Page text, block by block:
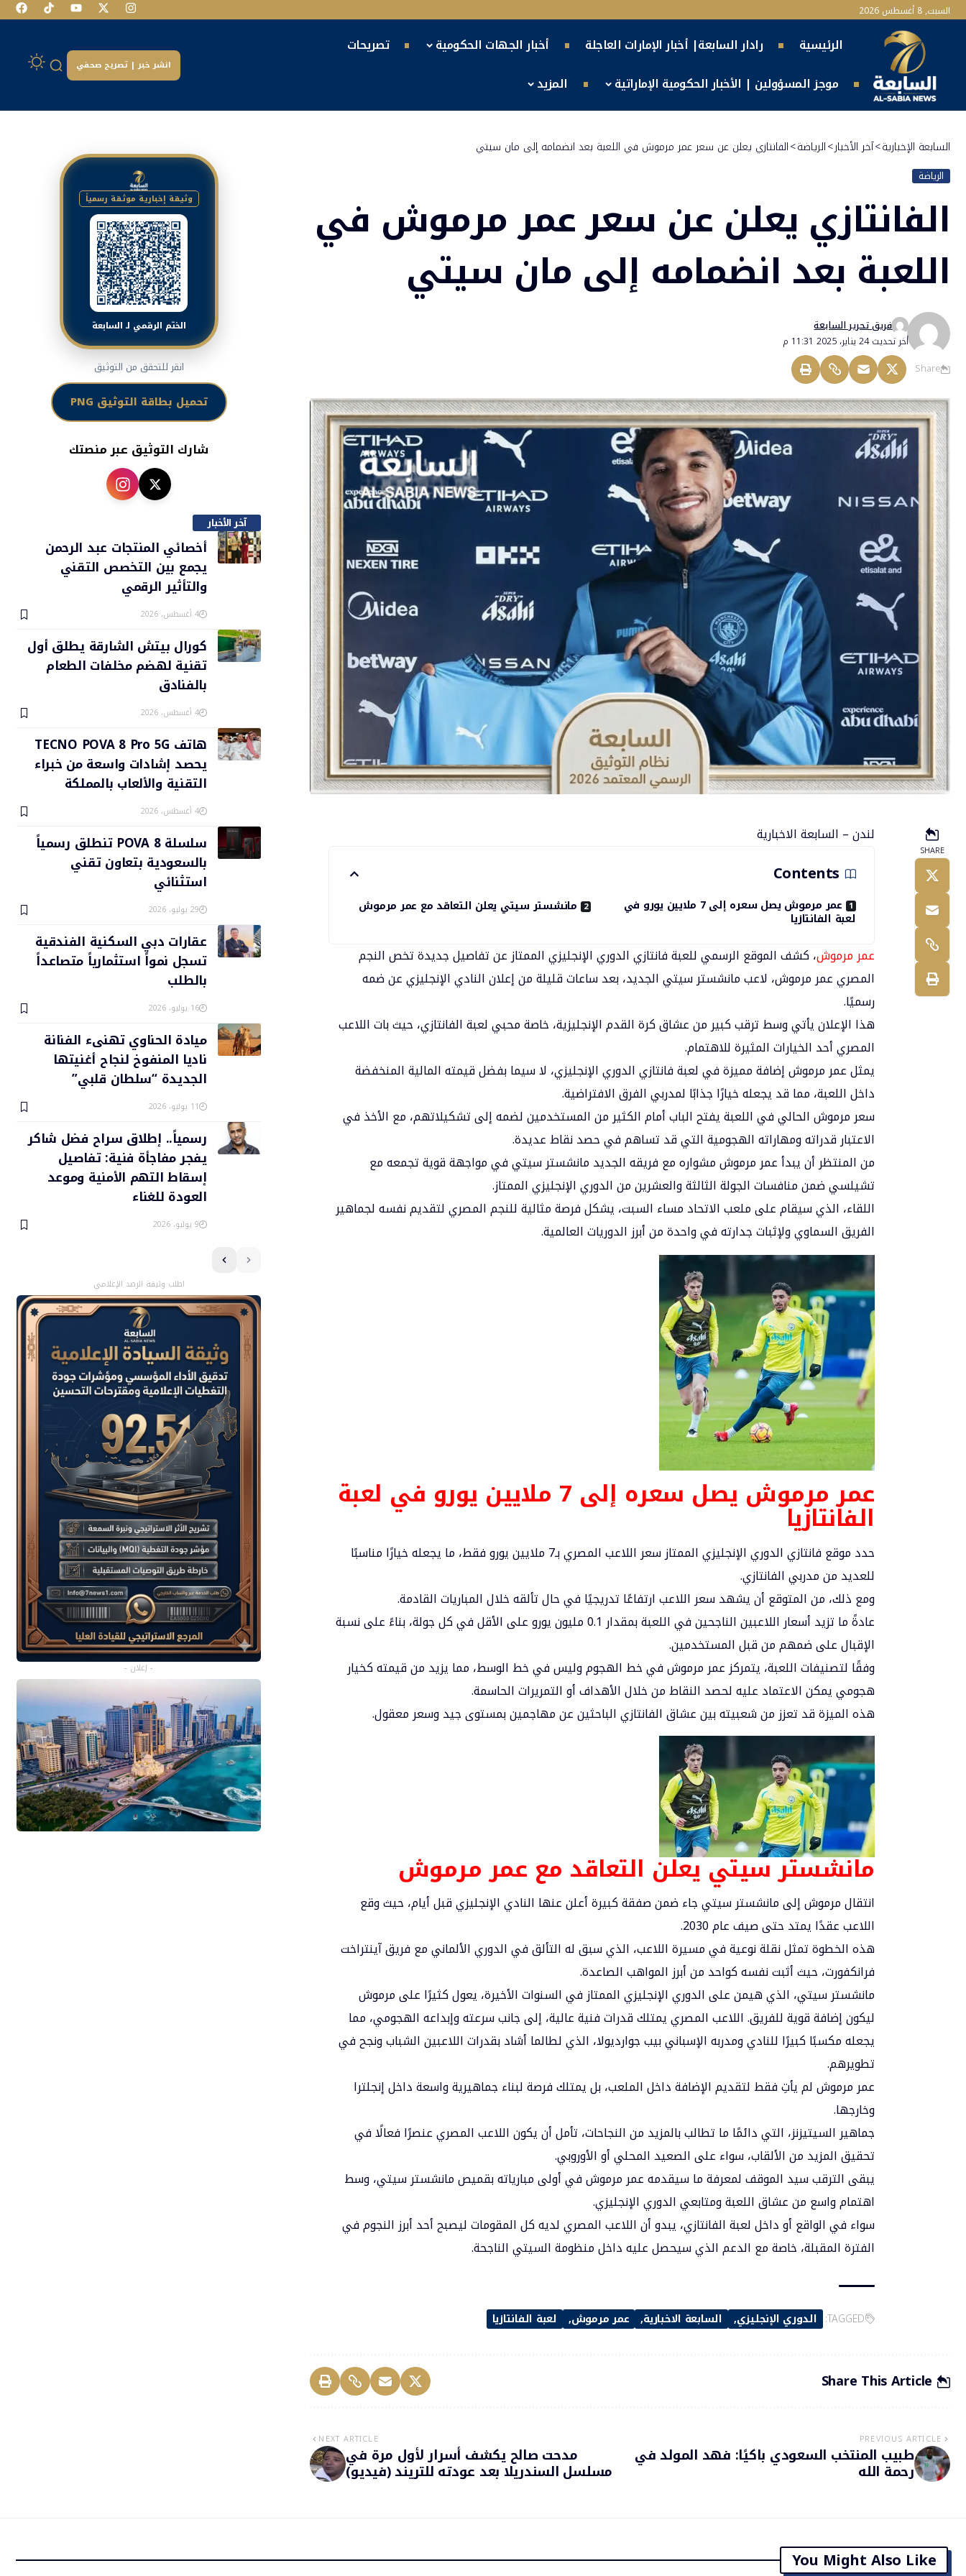
السبت, 8 أغسطس 2026
الرئيسية رادار السابعة| أخبار الإمارات العاجلة أخبار الجهات الحكومية
تصريحات
موجز المسؤولين | الأخبار الحكومية الإماراتية
المزيد
انشر خبر | تصريح صحفي
السابعة الإخبارية>آخر الأخبار>الرياضة>الفانتازي يعلن عن سعر عمر مرموش في اللعبة بعد انضمامه إلى مان سيتي
الرياضة
الفانتازي يعلن عن سعر عمر مرموش في
اللعبة بعد انضمامه إلى مان سيتي
أخر تحديث 24 يناير، 2025 11:31 م
فريق تحرير السابعة
Share
SHARE
لندن – السابعة الاخبارية
Contents
عمر مرموش يصل سعره إلى 7 ملايين يورو في
لعبة الفانتازيا
مانشستر سيتي يعلن التعاقد مع عمر مرموش
عمر مرموش، كشف الموقع الرسمي للعبة فانتازي الدوري الإنجليزي الممتاز عن تفاصيل جديدة تخص النجم
المصريعمر مرموش، لاعبمانشستر سيتيالجديد، بعد ساعات قليلة من إعلان النادي الإنجليزي عن ضمه
رسميًا.
هذا الإعلان يأتي وسط ترقب كبير من عشاق كرة القدم الإنجليزية، خاصة محبي لعبة الفانتازي، حيث بات اللاعب
المصري أحد الخيارات المثيرة للاهتمام.
يمثل عمر مرموش إضافة مميزة في لعبة فانتازي الدوري الإنجليزي، لا سيما بفضل قيمته المالية المنخفضة
داخل اللعبة، مما قد يجعله خيارًا جذابًا لمدربي الفرق الافتراضية.
سعر مرموش الحالي في اللعبة يفتح الباب أمام الكثير من المستخدمين لضمه إلى تشكيلاتهم، مع الأخذ في
الاعتبار قدراته ومهاراته الهجومية التي قد تساهم في حصد نقاط عديدة.
من المنتظر أن يبدأ عمر مرموش مشواره مع فريقه الجديد مانشستر سيتي في مواجهة قوية تجمعه مع
تشيلسي ضمن منافسات الجولة الثالثة والعشرين من الدوري الإنجليزي الممتاز.
اللقاء، الذي سيقام على ملعب الاتحاد مساء السبت، يشكل فرصة مثالية للنجم المصري لتقديم نفسه لجماهير
الفريق السماوي ولإثبات جدارته في واحدة من أبرز الدوريات العالمية.
عمر مرموش يصل سعره إلى 7 ملايين يورو في لعبة
الفانتازيا
حدد موقع فانتازي الدوري الإنجليزي الممتاز سعر اللاعب المصري بـ7 ملايين يورو فقط، ما يجعله خيارًا مناسبًا
للعديد من مدربي الفانتازي.
ومع ذلك، من المتوقع أن يشهد سعر اللاعب ارتفاعًا تدريجيًا في حال تألقه خلال المباريات القادمة.
عادةً ما تزيد أسعار اللاعبين الناجحين في اللعبة بمقدار 0.1 مليون يورو على الأقل في كل جولة، بناءً على نسبة
الإقبال على ضمهم من قبل المستخدمين.
وفقًا لتصنيفات اللعبة، يتمركز عمر مرموش في خط الهجوم وليس في خط الوسط، مما يزيد من قيمته كخيار
هجومي يمكن الاعتماد عليه لحصد النقاط من خلال الأهداف أو التمريرات الحاسمة.
هذه الميزة قد تعزز من شعبيته بين عشاق الفانتازي الباحثين عن مهاجمين بمستوى جيد وسعر معقول.
مانشستر سيتي يعلن التعاقد مع عمر مرموش
انتقال مرموش إلى مانشستر سيتي جاء ضمن صفقة كبيرة أعلن عنها النادي الإنجليزي قبل أيام، حيث وقع
اللاعب عقدًا يمتد حتى صيف عام 2030.
هذه الخطوة تمثل نقلة نوعية في مسيرة اللاعب، الذي سبق له التألق في الدوري الألماني مع فريق آينتراخت
فرانكفورت، حيث أثبت نفسه كواحد من أبرز المواهب الصاعدة.
مانشستر سيتي، الذي هيمن على الدوري الإنجليزي الممتاز في السنوات الأخيرة، يعول كثيرًا على مرموش
ليكون إضافة قوية للفريق. اللاعب المصري يمتلك قدرات فنية عالية، إلى جانب سرعته وإبداعه الهجومي، مما
يجعله مكسبًا كبيرًا للنادي ومدربه الإسباني بيب جوارديولا، الذي لطالما أشاد بقدرات اللاعبين الشباب ونجح في
تطويرهم.
عمر مرموش لم يأتِ فقط لتقديم الإضافة داخل الملعب، بل يمتلك فرصة لبناء جماهيرية واسعة داخل إنجلترا
وخارجها.
جماهير السيتيزنز، التي دائمًا ما تطالب بالمزيد من النجاحات، تأمل أن يكون اللاعب المصري عنصرًا فعالًا في
تحقيق المزيد من الألقاب، سواء على الصعيد المحلي أو الأوروبي.
يبقى الترقب سيد الموقف لمعرفة ما سيقدمه عمر مرموش في أولى مبارياته بقميص مانشستر سيتي، وسط
اهتمام واسع من عشاق اللعبة ومتابعي الدوري الإنجليزي.
سواء في الواقع أو داخل لعبة الفانتازي، يبدو أن اللاعب المصري لديه كل المقومات ليصبح أحد أبرز النجوم في
الفترة المقبلة، خاصة مع الدعم الذي سيحصل عليه داخل منظومة السيتي الناجحة.
TAGGED: الدوري الإنجليزي السابعة الاخبارية عمر مرموش لعبة الفانتازيا
Share This Article
PREVIOUS ARTICLE
طبيب المنتخب السعودي باكيًا: فهد المولد في
رحمة الله
NEXT ARTICLE
مدحت صالح يكشف أسرار لأول مرة في
مسلسل السندريلا بعد عودته للتريند (فيديو)
وثيقة إخبارية موثقة رسمياً
الختم الرقمي لـ السابعة
انقر للتحقق من التوثيق
تحميل بطاقة التوثيق PNG
شارك التوثيق عبر منصتك
آخر الأخبار
أخصائي المنتجات عبد الرحمن
يجمع بين التخصص التقني
والتأثير الرقمي
4 أغسطس، 2026
كورال بيتش الشارقة يطلق أول
تقنية لهضم مخلفات الطعام
بالفنادق
4 أغسطس، 2026
هاتف TECNO POVA 8 Pro 5G
يحصد إشادات واسعة من خبراء
التقنية والألعاب بالمملكة
4 أغسطس، 2026
سلسلة POVA 8 تنطلق رسمياً
بالسعودية بتعاون تقني
استثنائي
29 يوليو، 2026
عقارات دبي السكنية الفندقية
تسجل نمواً استثمارياً متصاعداً
بالطلب
16 يوليو، 2026
ميادة الحناوي تهنىء الفنانة
ناديا المنفوخ لنجاح أغنيتها
الجديدة “سلطان قلبي”
11 يوليو، 2026
رسمياً.. إطلاق سراح فضل شاكر
يفجر مفاجأة فنية: تفاصيل
إسقاط التهم الأمنية وموعد
العودة للغناء
9 يوليو، 2026
اطلب وثيقة الرصد الإعلامي
- إعلان -
You Might Also Like